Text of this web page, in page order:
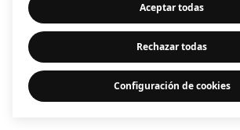
Aceptar todas
Rechazar todas
Configuración de cookies